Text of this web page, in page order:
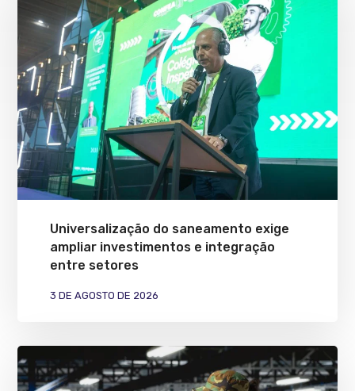
Universalização do saneamento exige
ampliar investimentos e integração
entre setores
3 DE AGOSTO DE 2026